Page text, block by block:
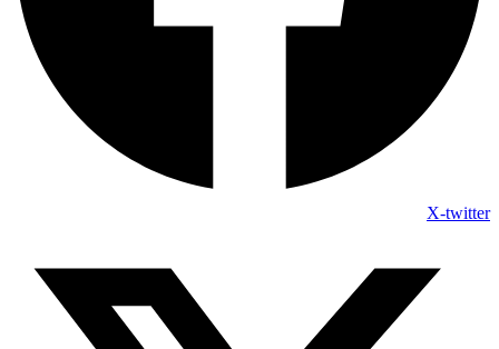
X-twitter